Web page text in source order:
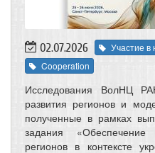
02.07.2026
Участие в
Cooperation
Исследования ВолНЦ
развития регионов и
полученные в рамках
задания «Обеспечение
регионов в контексте